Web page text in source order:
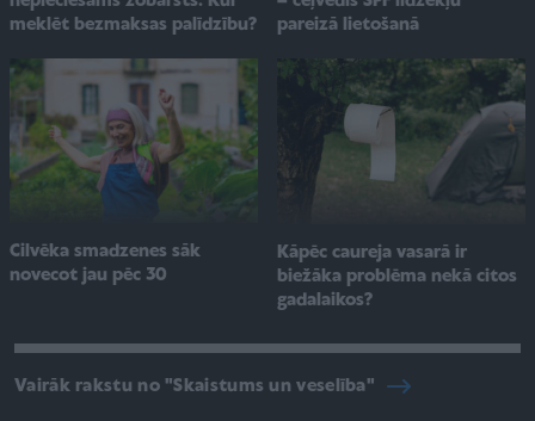
meklēt bezmaksas palīdzību?
pareizā lietošanā
Cilvēka smadzenes sāk
novecot jau pēc 30
Kāpēc caureja vasarā ir
biežāka problēma nekā citos
gadalaikos?
Vairāk rakstu no "Skaistums un veselība"